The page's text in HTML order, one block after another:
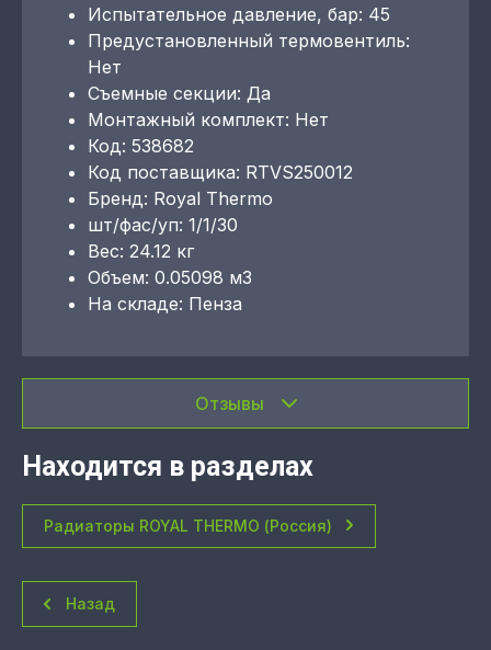
Испытательное давление, бар: 45
Предустановленный термовентиль:
Нет
Съемные секции: Да
Монтажный комплект: Нет
Код: 538682
Код поставщика: RTVS250012
Бренд: Royal Thermo
шт/фас/уп: 1/1/30
Вес: 24.12 кг
Объем: 0.05098 м3
На складе: Пенза
Отзывы
Находится в разделах
Радиаторы ROYAL THERMO (Россия)
Назад